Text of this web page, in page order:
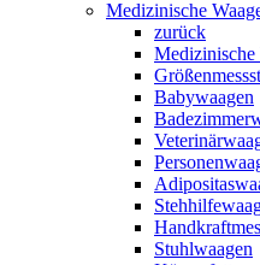
Medizinische
zurück
Medizinische
Babywaagen
Stuhlwaagen